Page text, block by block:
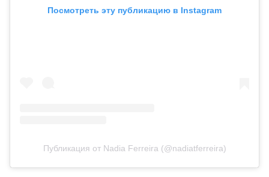
Посмотреть эту публикацию в Instagram
Публикация от Nadia Ferreira (@nadiatferreira)